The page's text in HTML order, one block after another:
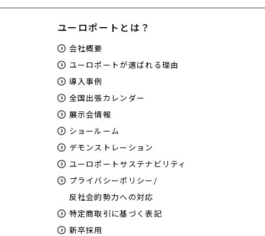
ユーロポートとは？
会社概要
ユーロポートが選ばれる理由
導入事例
全国出張カレンダー
展示会情報
ショールーム
デモンストレーション
ユーロポートサステナビリティ
プライバシーポリシー/
反社会的勢力への対応
特定商取引に基づく表記
新卒採用